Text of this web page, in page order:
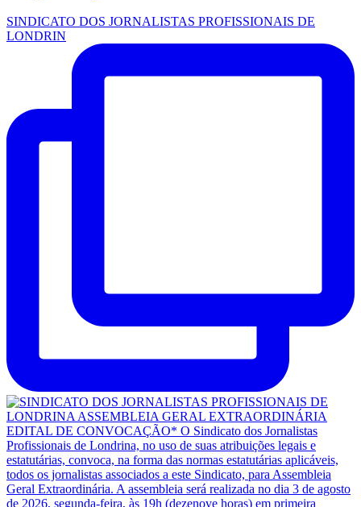
SINDICATO DOS JORNALISTAS PROFISSIONAIS DE
LONDRIN